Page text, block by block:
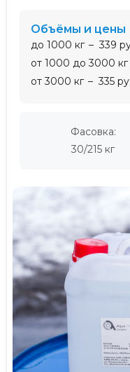
Фасовка:
30/215 кг
Объёмы и цены
до 1000 кг
339
от 1000 до 3000 кг
от 3000 кг
335